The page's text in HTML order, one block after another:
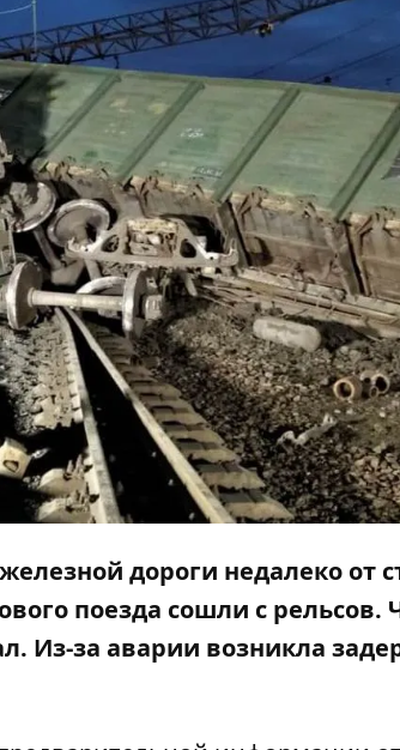
дороги недалеко от
поезда сошли с рельсов.
Из-за аварии возникла